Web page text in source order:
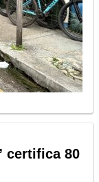
certifica 80